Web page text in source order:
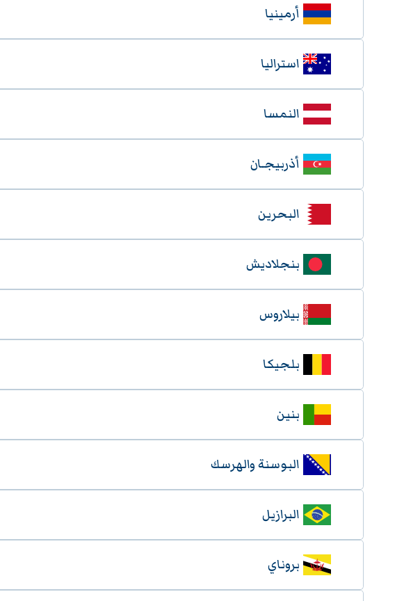
أرمينيا
استراليا
النمسا
أذربيجـان
البحرين
بنجلاديش
بيلاروس
بلجيكا
بنين
البوسنة والهرسك
البرازيل
بروناي